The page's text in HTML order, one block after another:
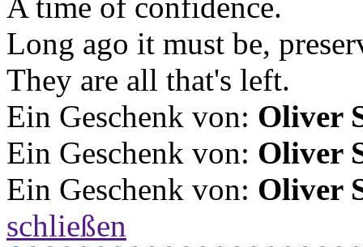
Long ago it must be,
They are all that's left.
Ein Geschenk von: Oliver
Ein Geschenk von: Oliver
Ein Geschenk von: Oliver
schließen